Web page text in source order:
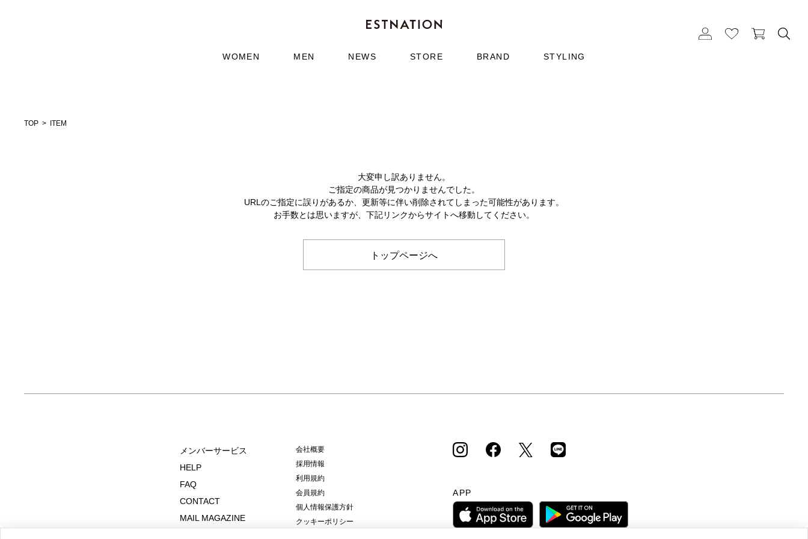
WOMEN MEN NEWS STORE BRAND STYLING
TOP ITEM
大変申し訳ありません。
ご指定の商品が見つかりませんでした。
URLのご指定に誤りがあるか、更新等に伴い削除されてしまった可能性があります。
お手数とは思いますが、下記リンクからサイトへ移動してください。
トップページへ
メンバーサービス
HELP
FAQ
CONTACT
MAIL MAGAZINE
会社概要
採用情報
利用規約
会員規約
個人情報保護方針
クッキーポリシー
APP